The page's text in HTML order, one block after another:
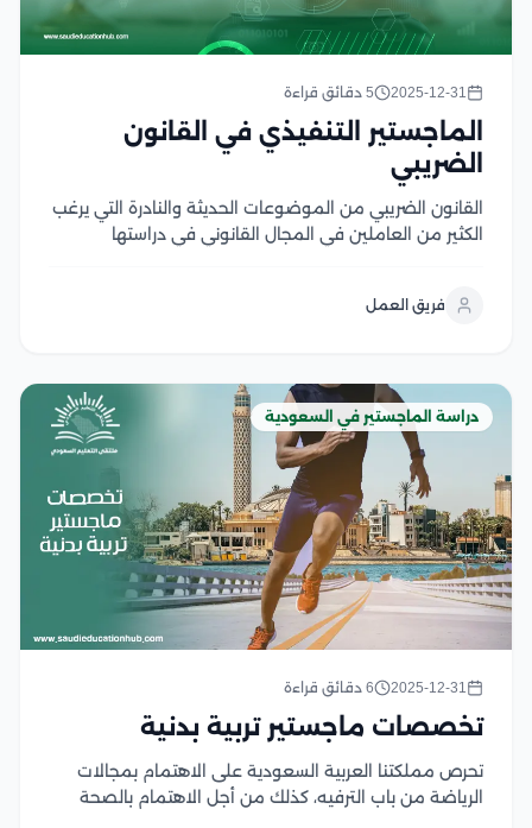
2025-12-31 5 دقائق قراءة
الماجستير التنفيذي في القانون
الضريبي
القانون الضريبي من الموضوعات الحديثة والنادرة التي يرغب
الكثير من العاملين في المجال القانوني في دراستها
القانون والمحاسبة من فهم القواعد والقوانين الضريبية،
فريق العمل
دراسة الماجستير في السعودية
2025-12-31 6 دقائق قراءة
تخصصات ماجستير تربية بدنية
تحرص مملكتنا العربية السعودية على الاهتمام بمجالات
الرياضة من باب الترفيه، كذلك من أجل الاهتمام بالصحة